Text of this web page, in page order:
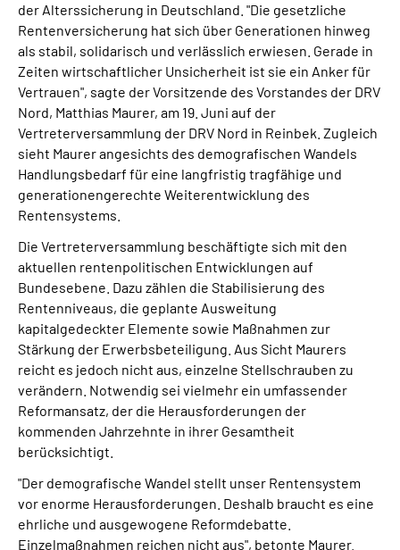
der Alterssicherung in Deutschland. "Die gesetzliche
Rentenversicherung hat sich über Generationen hinweg
als stabil, solidarisch und verlässlich erwiesen. Gerade in
Zeiten wirtschaftlicher Unsicherheit ist sie ein Anker für
Vertrauen", sagte der Vorsitzende des Vorstandes der DRV
Nord, Matthias Maurer, am 19. Juni auf der
Vertreterversammlung der DRV Nord in Reinbek. Zugleich
sieht Maurer angesichts des demografischen Wandels
Handlungsbedarf für eine langfristig tragfähige und
generationengerechte Weiterentwicklung des
Rentensystems.
Die Vertreterversammlung beschäftigte sich mit den
aktuellen rentenpolitischen Entwicklungen auf
Bundesebene. Dazu zählen die Stabilisierung des
Rentenniveaus, die geplante Ausweitung
kapitalgedeckter Elemente sowie Maßnahmen zur
Stärkung der Erwerbsbeteiligung. Aus Sicht Maurers
reicht es jedoch nicht aus, einzelne Stellschrauben zu
verändern. Notwendig sei vielmehr ein umfassender
Reformansatz, der die Herausforderungen der
kommenden Jahrzehnte in ihrer Gesamtheit
berücksichtigt.
"Der demografische Wandel stellt unser Rentensystem
vor enorme Herausforderungen. Deshalb braucht es eine
ehrliche und ausgewogene Reformdebatte.
Einzelmaßnahmen reichen nicht aus", betonte Maurer.